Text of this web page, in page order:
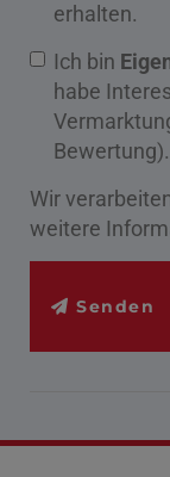
erhalten.
Ich bin
habe
Bewertung).
Wir
weitere
Senden